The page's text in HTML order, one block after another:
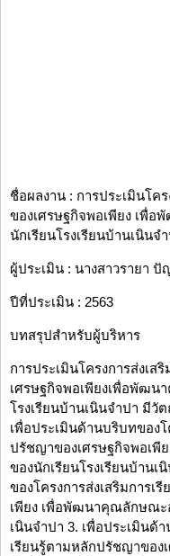
ชื่อผลงาน : การประเมินโค
ของเศรษฐกิจพอเพียง เพื่
นักเรียนโรงเรียนบ้านเนินจ
ผู้ประเมิน : นางสาวรายา
ปีที่ประเมิน : 2563
บทสรุปสำหรับผู้บริหาร
การประเมินโครงการส่งเ
เศรษฐกิจพอเพียงเพื่อพัฒ
โรงเรียนบ้านเนินจำปา มีวั
เพื่อประเมินด้านบริบทของ
ปรัชญาของเศรษฐกิจพอเ
ของนักเรียนโรงเรียนบ้านเ
ของโครงการส่งเสริมการ
เพียง เพื่อพัฒนาคุณลักษณะ
เนินจำปา 3. เพื่อประเมินด้
เรียนรู้ตามหลักปรัชญาขอ